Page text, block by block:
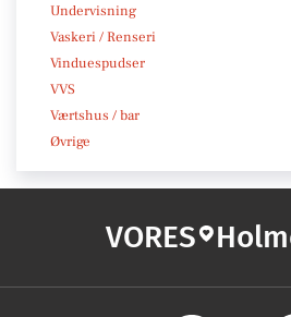
Undervisning
Vaskeri / Renseri
Vinduespudser
VVS
Værtshus / bar
Øvrige
VORES